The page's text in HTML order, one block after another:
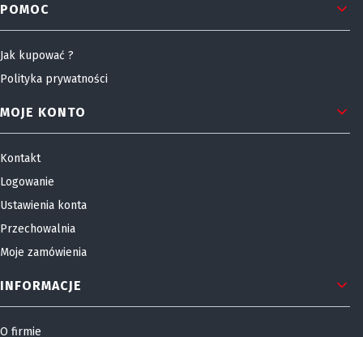
POMOC
Jak kupować ?
Polityka prywatności
MOJE KONTO
Kontakt
Logowanie
Ustawienia konta
Przechowalnia
Moje zamówienia
INFORMACJE
O firmie